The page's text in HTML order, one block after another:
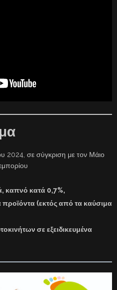
2024, σε σύγκριση με τον Μάιο
καπνό κατά 0,7%,
προϊόντα (εκτός από τα καύσιμα
σε εξειδικευμένα